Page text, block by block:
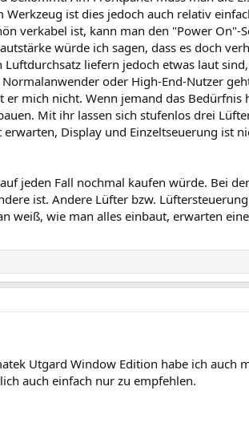
ist dies jedoch auch relativ
verkabel ist, kann man den "Power On"-
würde ich sagen, dass es doch
liefern jedoch etwas laut
oder High-End-Nutzer
mich nicht. Wenn jemand das
Mit ihr lassen sich stufenlos drei
Display und Einzeltseuerung ist
jeden Fall nochmal kaufen würde. Bei
ist. Andere Lüfter bzw.
weiß, wie man alles einbaut, erwarten
Utgard Window Edition habe ich auch
auch einfach nur zu empfehlen.